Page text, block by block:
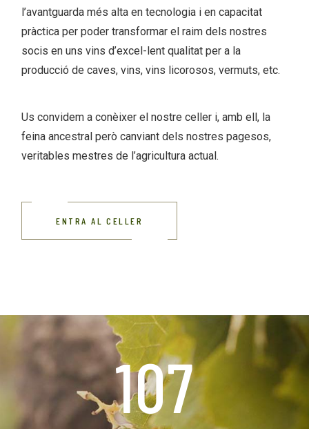
l’avantguarda més alta en tecnologia i en capacitat
pràctica per poder transformar el raim dels nostres
socis en uns vins d’excel-lent qualitat per a la
producció de caves, vins, vins licorosos, vermuts, etc.
Us convidem a conèixer el nostre celler i, amb ell, la
feina ancestral però canviant dels nostres pagesos,
veritables mestres de l’agricultura actual.
ENTRA AL CELLER
107